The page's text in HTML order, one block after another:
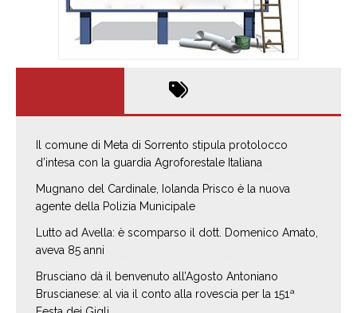
Il comune di Meta di Sorrento stipula protolocco
d’intesa con la guardia Agroforestale Italiana
Mugnano del Cardinale, Iolanda Prisco è la nuova
agente della Polizia Municipale
Lutto ad Avella: è scomparso il dott. Domenico Amato,
aveva 85 anni
Brusciano dà il benvenuto all’Agosto Antoniano
Bruscianese: al via il conto alla rovescia per la 151ª